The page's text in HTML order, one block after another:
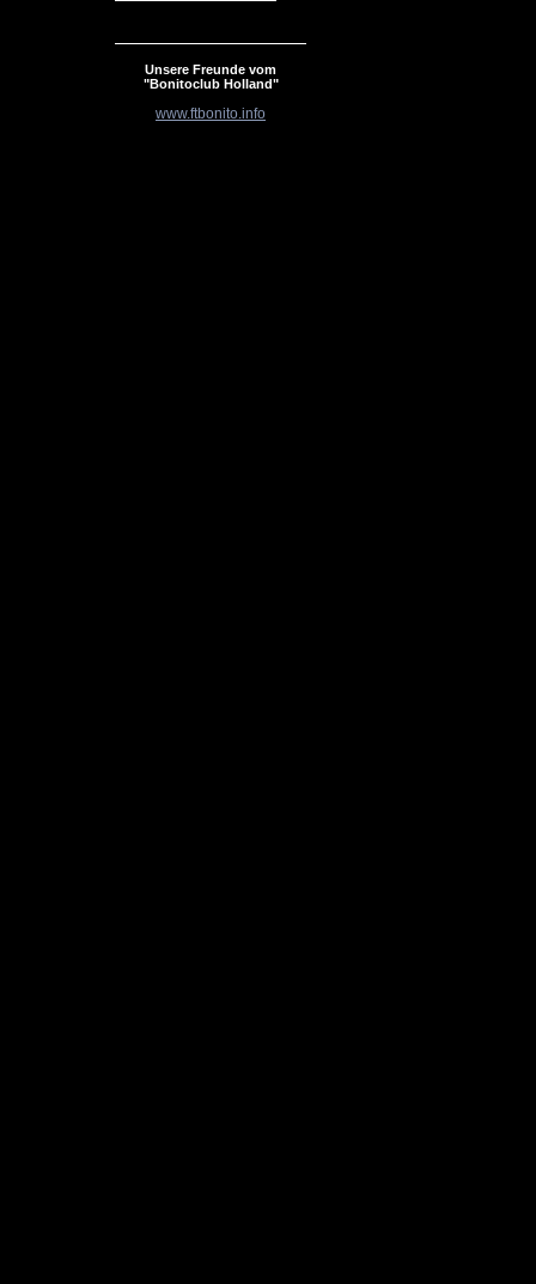
Unsere Freunde vom
"Bonitoclub Holland"
www.ftbonito.info